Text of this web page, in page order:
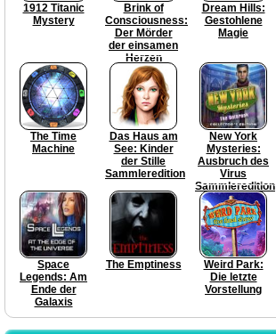
1912 Titanic
Mystery
Brink of
Consciousness:
Der Mörder
der einsamen
Herzen
Dream Hills:
Gestohlene
Magie
The Time
Machine
Das Haus am
See: Kinder
der Stille
Sammleredition
New York
Mysteries:
Ausbruch des
Virus
Sammleredition
Space
Legends: Am
Ende der
Galaxis
The Emptiness
Weird Park:
Die letzte
Vorstellung